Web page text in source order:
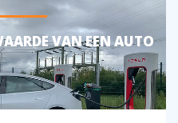
VAN EEN AUTO